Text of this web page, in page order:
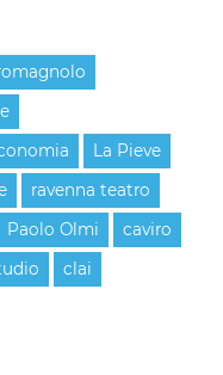
La Pieve
ravenna teatro
Paolo Olmi caviro
clai